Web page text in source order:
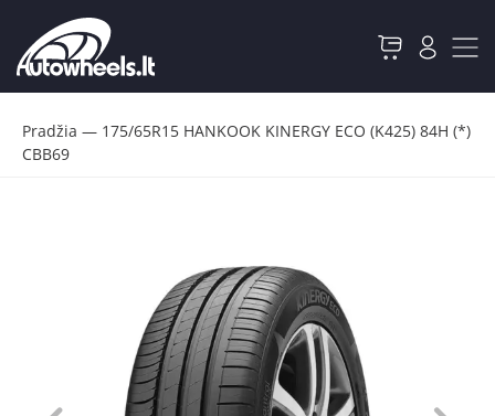
Pradžia — 175/65R15 HANKOOK KINERGY ECO (K425) 84H (*)
CBB69